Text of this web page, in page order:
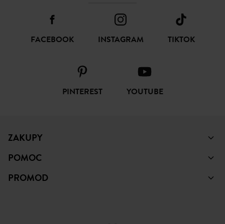
FACEBOOK INSTAGRAM TIKTOK
PINTEREST YOUTUBE
ZAKUPY
POMOC
PROMOD